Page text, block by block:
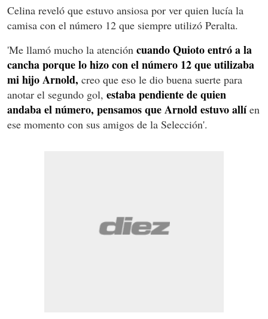
Celina reveló que estuvo ansiosa por ver quien lucía la
camisa con el número 12 que siempre utilizó Peralta.
'Me llamó mucho la atención cuando Quioto entró a la
cancha porque lo hizo con el número 12que utilizaba
mi hijoArnold, creo que eso le dio buena suerte para
anotar el segundo gol, estaba pendiente de quien
andaba el número, pensamos que Arnold estuvo allíen
ese momento con sus amigos de la Selección'.